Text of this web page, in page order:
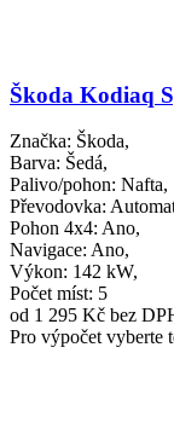
Škoda Kodiaq
Značka: Škoda,
Barva: Šedá,
Palivo/pohon: Nafta,
Převodovka:
Pohon 4x4: Ano,
Navigace: Ano,
Výkon: 142 kW,
Počet míst: 5
od 1 295 Kč bez
Pro výpočet vyberte